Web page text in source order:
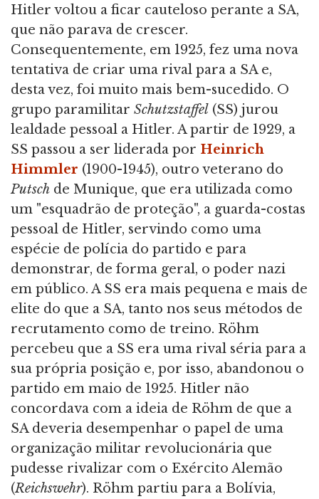
Hitler voltou a ficar cauteloso perante a SA,
que não parava de crescer.
Consequentemente, em 1925, fez uma nova
tentativa de criar uma rival para a SA e,
desta vez, foi muito mais bem-sucedido. O
grupo paramilitar Schutzstaffel (SS) jurou
lealdade pessoal a Hitler. A partir de 1929, a
SS passou a ser liderada por Heinrich
Himmler (1900-1945), outro veterano do
Putsch de Munique, que era utilizada como
um "esquadrão de proteção", a guarda-costas
pessoal de Hitler, servindo como uma
espécie de polícia do partido e para
demonstrar, de forma geral, o poder nazi
em público. A SS era mais pequena e mais de
elite do que a SA, tanto nos seus métodos de
recrutamento como de treino. Röhm
percebeu que a SS era uma rival séria para a
sua própria posição e, por isso, abandonou o
partido em maio de 1925. Hitler não
concordava com a ideia de Röhm de que a
SA deveria desempenhar o papel de uma
organização militar revolucionária que
pudesse rivalizar com o Exército Alemão
(Reichswehr). Röhm partiu para a Bolívia,